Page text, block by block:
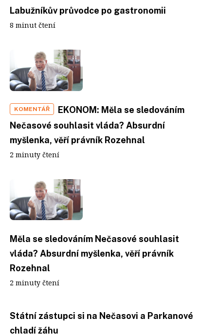
Labužníkův průvodce po gastronomii
8 minut čtení
KOMENTÁŘ
EKONOM: Měla se sledováním
Nečasové souhlasit vláda? Absurdní
myšlenka, věří právník Rozehnal
2 minuty čtení
Měla se sledováním Nečasové souhlasit
vláda? Absurdní myšlenka, věří právník
Rozehnal
2 minuty čtení
Státní zástupci si na Nečasovi a Parkanové
chladí žáhu